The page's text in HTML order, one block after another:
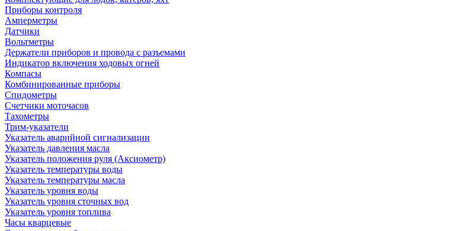
Приборы контроля
Амперметры
Датчики
Вольтметры
Держатели приборов и провода с разъемами
Индикатор включения ходовых огней
Компасы
Комбинированные приборы
Спидометры
Счетчики моточасов
Тахометры
Трим-указатели
Указатель аварийной сигнализации
Указатель давления масла
Указатель положения руля (Аксиометр)
Указатель температуры воды
Указатель температуры масла
Указатель уровня воды
Указатель уровня сточных вод
Указатель уровня топлива
Часы кварцевые